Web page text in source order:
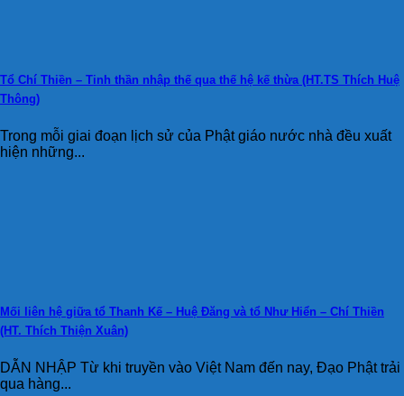
Tổ Chí Thiền – Tinh thần nhập thế qua thế hệ kế thừa (HT.TS Thích Huệ
Thông)
Trong mỗi giai đoạn lịch sử của Phật giáo nước nhà đều xuất
hiện những...
Mối liên hệ giữa tổ Thanh Kế – Huệ Đăng và tổ Như Hiển – Chí Thiền
(HT. Thích Thiện Xuân)
DẪN NHẬP Từ khi truyền vào Việt Nam đến nay, Đạo Phật trải
qua hàng...